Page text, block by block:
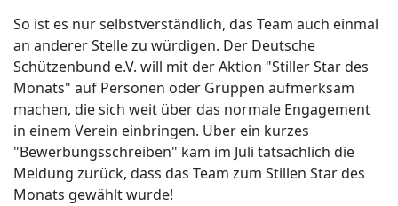
So ist es nur selbstverständlich, das Team auch einmal
an anderer Stelle zu würdigen. Der Deutsche
Schützenbund e.V. will mit der Aktion "Stiller Star des
Monats" auf Personen oder Gruppen aufmerksam
machen, die sich weit über das normale Engagement
in einem Verein einbringen. Über ein kurzes
"Bewerbungsschreiben" kam im Juli tatsächlich die
Meldung zurück, dass das Team zum Stillen Star des
Monats gewählt wurde!